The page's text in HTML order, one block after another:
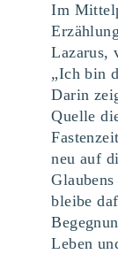
Im
Lazarus,
„Ich bin
Darin
Quelle
neu auf
bleibe
Leben